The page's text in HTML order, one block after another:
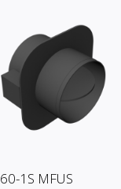
1S MFUS